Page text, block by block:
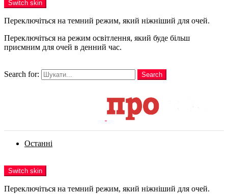
Switch skin
Переключіться на темний режим, який ніжніший для очей.
Переключіться на режим освітлення, який буде більш
приємним для очей в денний час.
Search for:
Search
Останні
Switch skin
Переключіться на темний режим, який ніжніший для очей.